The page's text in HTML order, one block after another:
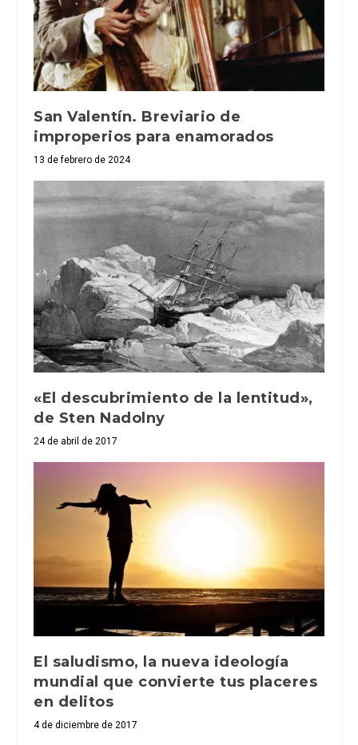
San Valentín. Breviario de
improperios para enamorados
13 de febrero de 2024
«El descubrimiento de la lentitud»,
de Sten Nadolny
24 de abril de 2017
El saludismo, la nueva ideología
mundial que convierte tus placeres
en delitos
4 de diciembre de 2017